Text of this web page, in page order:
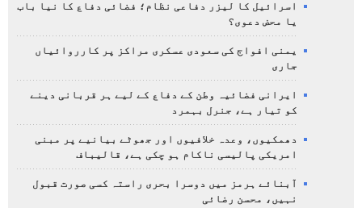
اسرائیل کا لیزر دفاعی نظام؛ فضائی دفاع کا نیا باب
یا محض دعوی؟
یمنی افواج کی سعودی عسکری مراکز پر کارروائیاں
جاری
ایرانی فضائیہ وطن کے دفاع کے لیے ہر قربانی دینے
کو تیار ہے، جنرل بہمرد
دھمکیوں، وعدہ خلافیوں اور جھوٹے بیانیے پر مبنی
امریکی پالیسی ناکام ہو چکی ہے، قالیباف
آبنائے ہرمز میں دوسرا بحری راستہ کسی صورت قبول
نہیں، محسن رضائی